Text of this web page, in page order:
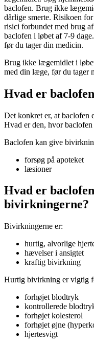
baclofen. Brug ikke
dårlige smerte. Risikoen
risici forbundet med brug
baclofen i løbet af 7-9
før du tager din medicin.
Brug ikke lægemidlet i
med din læge, før du tager
Hvad er
Det konkret er, at baclofen
Hvad er den, hvor
Baclofen kan give
forsøg på apoteket
læsioner
Hvad er
bivirkningerne?
Bivirkningerne er:
hurtig, alvorlige
hævelser i ansigtet
kraftig bivirkning
Hurtig bivirkning er vigtig
forhøjet blodtryk
kontrollerede
forhøjet kolesterol
forhøjet øjne
hjertesvigt